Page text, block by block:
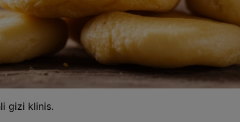
gizi klinis.